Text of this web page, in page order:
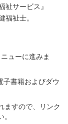
祉サービス』
福祉士。
ューに進みま
子書籍およびダウ
ますので、リンク